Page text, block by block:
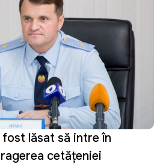
fost lăsat să intre în
cetățeniei